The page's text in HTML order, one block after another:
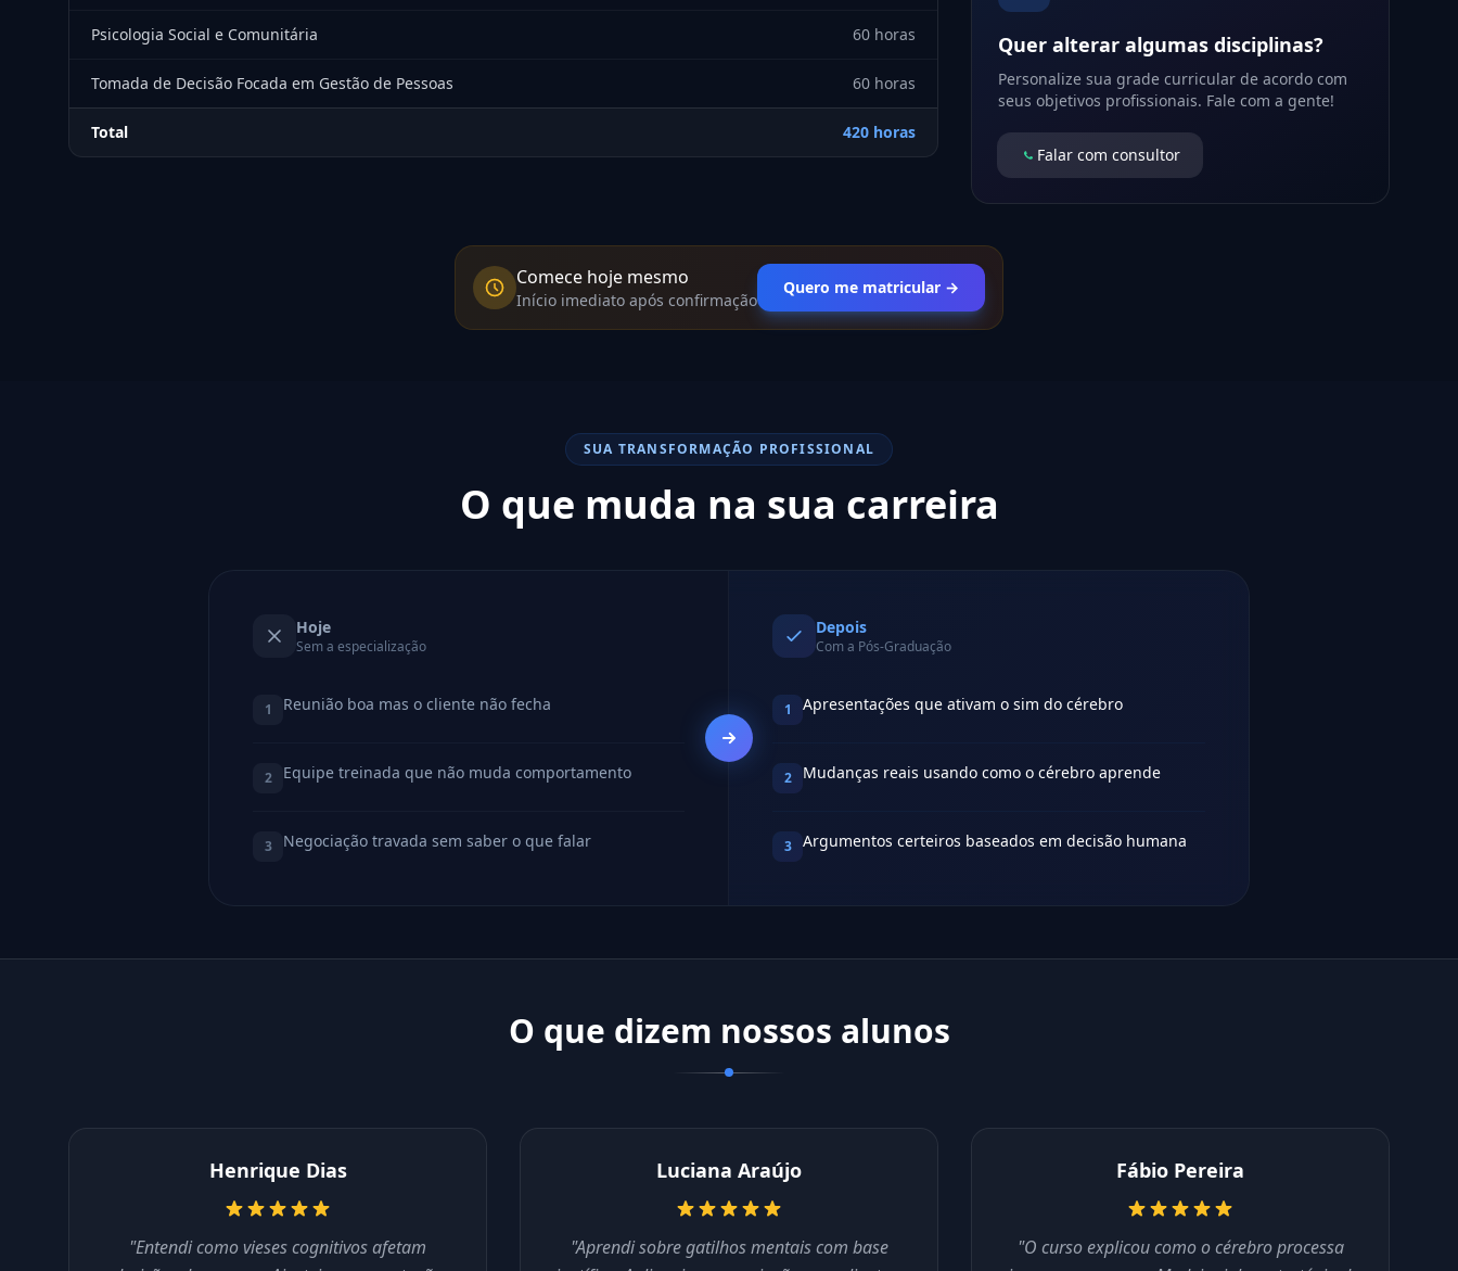
Psicologia Social e Comunitária 60 horas
Tomada de Decisão Focada em Gestão de Pessoas 60 horas
Total 420 horas
Quer alterar algumas disciplinas?
Personalize sua grade curricular de acordo com
seus objetivos profissionais. Fale com a gente!
Falar com consultor
Comece hoje mesmo
Início imediato após confirmação
Quero me matricular →
SUA TRANSFORMAÇÃO PROFISSIONAL
O que muda na sua carreira
Hoje
Sem a especialização
1 Reunião boa mas o cliente não fecha
2 Equipe treinada que não muda comportamento
3 Negociação travada sem saber o que falar
Depois
Com a Pós-Graduação
1 Apresentações que ativam o sim do cérebro
2 Mudanças reais usando como o cérebro aprende
3 Argumentos certeiros baseados em decisão humana
O que dizem nossos alunos
Henrique Dias
"Entendi como vieses cognitivos afetam
Luciana Araújo
"Aprendi sobre gatilhos mentais com base
Fábio Pereira
"O curso explicou como o cérebro processa